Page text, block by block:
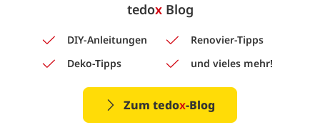
tedoxBlog
DIY-Anleitungen
Renovier-Tipps
Deko-Tipps
und vieles mehr!
Zum tedox-Blog